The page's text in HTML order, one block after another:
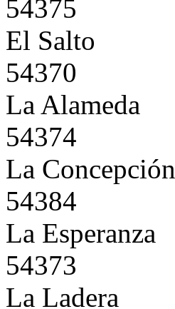
54375
El Salto
54370
La Alameda
54374
La Concepción
54384
La Esperanza
54373
La Ladera